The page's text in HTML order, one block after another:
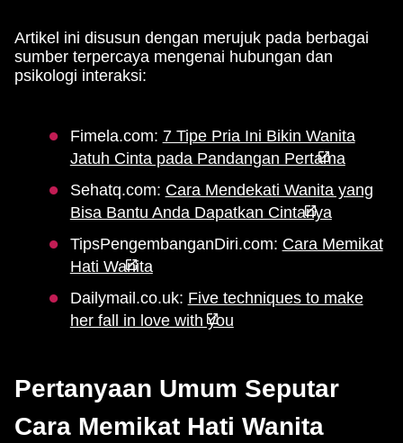
Artikel ini disusun dengan merujuk pada berbagai
sumber terpercaya mengenai hubungan dan
psikologi interaksi:
Fimela.com: 7 Tipe Pria Ini Bikin Wanita
Jatuh Cinta pada Pandangan Pertama
Sehatq.com: Cara Mendekati Wanita yang
Bisa Bantu Anda Dapatkan Cintanya
TipsPengembanganDiri.com: Cara Memikat
Hati Wanita
Dailymail.co.uk: Five techniques to make
her fall in love with you
Pertanyaan Umum Seputar
Cara Memikat Hati Wanita